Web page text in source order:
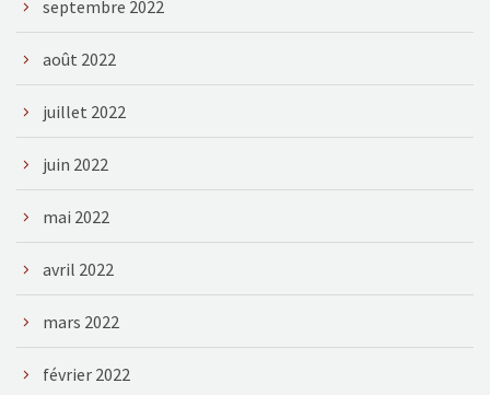
septembre 2022
août 2022
juillet 2022
juin 2022
mai 2022
avril 2022
mars 2022
février 2022